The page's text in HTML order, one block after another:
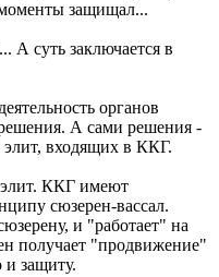
защищал...
А суть заключается в
органов
А сами решения -
входящих в ККГ.
ККГ имеют
сюзерен-вассал.
и "работает" на
получает "продвижение"
и защиту.